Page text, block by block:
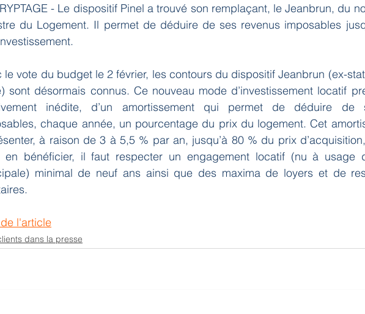
- Le dispositif Pinel a trouvé son remplaçant, le Jeanbrun, du
du Logement. Il permet de déduire de ses revenus imposables
le vote du budget le 2 février, les contours du dispositif Jeanbrun (ex-
sont désormais connus. Ce nouveau mode d’investissement locatif
inédite, d’un amortissement qui permet de déduire de
chaque année, un pourcentage du prix du logement. Cet
à raison de 3 à 5,5 % par an, jusqu’à 80 % du prix
en bénéficier, il faut respecter un engagement locatif (nu à usage
minimal de neuf ans ainsi que des maxima de loyers et de
l'article
dans la presse